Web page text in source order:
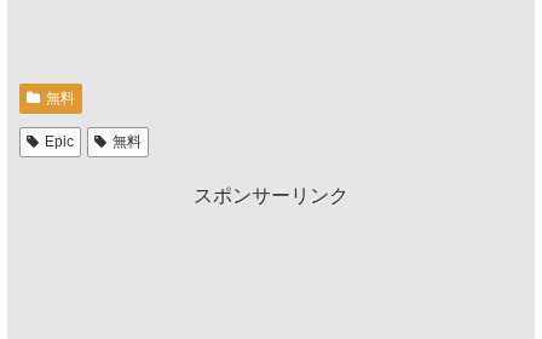
無料
Epic 無料
スポンサーリンク